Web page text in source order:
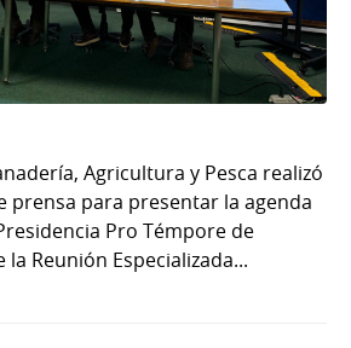
Agricultura y Pesca realizó
prensa para presentar la agenda
Pro Témpore de
la Reunión Especializada...